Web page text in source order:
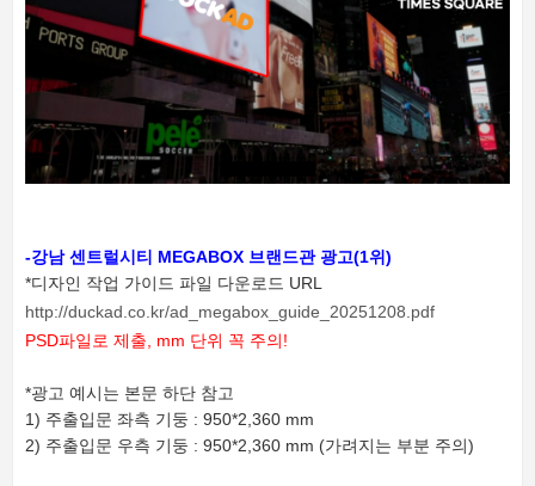
-강남 센트럴시티 MEGABOX 브랜드관 광고(1위)
*디자인 작업 가이드 파일 다운로드 URL
http://duckad.co.kr/ad_megabox_guide_20251208.pdf
PSD파일로 제출, mm 단위 꼭 주의!
*광고 예시는 본문 하단 참고
1) 주출입문 좌측 기둥 : 950*2,360 mm
2) 주출입문 우측 기둥 : 950*2,360 mm (가려지는 부분 주의)